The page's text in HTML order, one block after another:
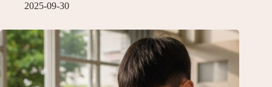
2025-09-30